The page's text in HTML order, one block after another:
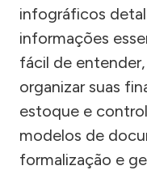
infográficos
informações
fácil de
organizar suas
estoque e
modelos de
formalização e